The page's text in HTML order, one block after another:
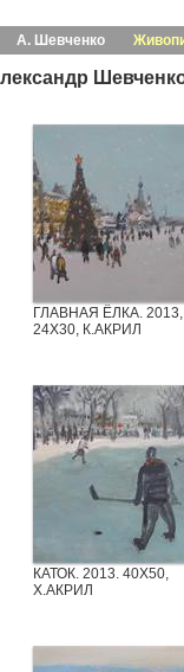
А. Шевченко
ГЛАВНАЯ ЁЛКА. 2013,
24Х30, К.АКРИЛ
КАТОК. 2013. 40Х50,
Х.АКРИЛ